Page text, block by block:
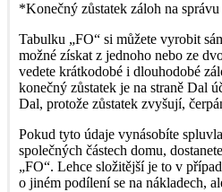
*Konečný zůstatek záloh na správu
Tabulku „FO“ si můžete vyrobit
možné získat z jednoho nebo ze
vedete krátkodobé i dlouhodobé
konečný zůstatek je na straně Dal
Dal, protože zůstatek zvyšují,
Pokud tyto údaje vynásobíte
společných částech domu,
„FO“. Lehce složitější je to v
o jiném podílení se na nákladech,